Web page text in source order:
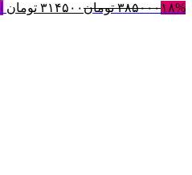
۱۸%۳۸۵۰۰۰ تومان۳۱۴۵۰۰ تومان